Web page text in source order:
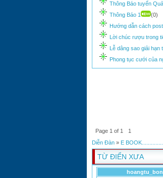
Thông Báo tuyển
Thông Báo 1
(0)
Hướng dẫn cách
Lời chúc rượu trong
Lễ dâng sao giải hạn
Phong tục cưới của
Page 1 of 1
1
Diễn Đàn » E
TỪ ĐIỂN XƯA